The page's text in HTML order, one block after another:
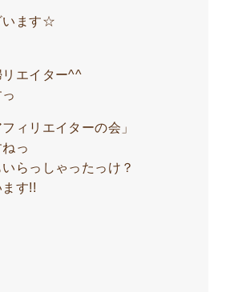
います☆
エイター^^
ィリエイターの会」
っ
いらっしゃったっけ？
す!!